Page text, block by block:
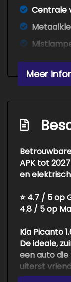
Centrale
Meer
APK tot
en
⭐4.7 / 5op
4.8 / 5op
Kia Picanto
De ideale,
een auto die
uiterst
Deze Kia